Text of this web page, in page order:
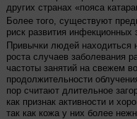
других странах «пояса
Более того, существуют
риск развития
Привычки людей находиться
роста случаев заболевания
частоты занятий на свежем
продолжительности
пор считают длительное
как признак активности и
так как кожа у них более